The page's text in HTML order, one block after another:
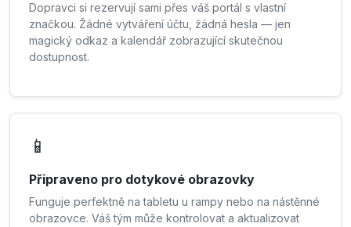
Dopravci si rezervují sami přes váš portál s vlastní
značkou. Žádné vytváření účtu, žádná hesla — jen
magický odkaz a kalendář zobrazující skutečnou
dostupnost.
📱
Připraveno pro dotykové obrazovky
Funguje perfektně na tabletu u rampy nebo na nástěnné
obrazovce. Váš tým může kontrolovat a aktualizovat